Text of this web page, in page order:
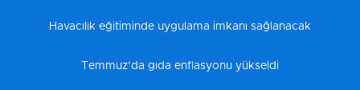
Havacılık eğitiminde uygulama imkanı sağlanacak
Temmuz’da gıda enflasyonu yükseldi